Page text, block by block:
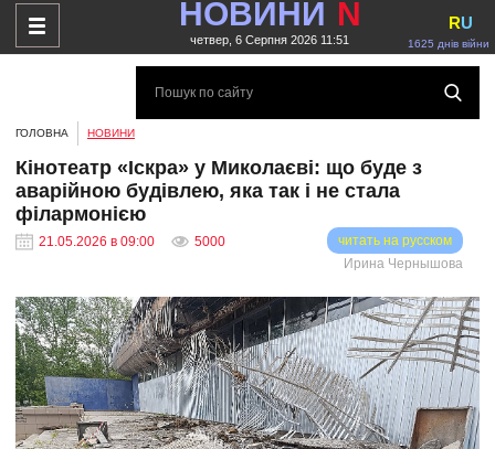
НОВИНИ N
четвер, 6 Серпня 2026 11:51 1625 днів війни
RU
ГОЛОВНА НОВИНИ
Кінотеатр «Іскра» у Миколаєві: що буде з
аварійною будівлею, яка так і не стала
філармонією
21.05.2026 в 09:00 5000
читать на русском
Ирина Чернышова